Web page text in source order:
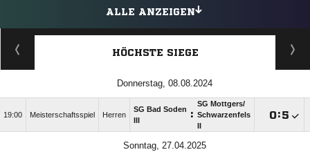
ALLE ANZEIGEN
HÖCHSTE SIEGE
Donnerstag, 08.08.2024
19:00 Meisterschaftsspiel Herren
SG Bad Soden :
SG Mottgers/​
Schwarzenfels
:
Sonntag, 27.04.2025